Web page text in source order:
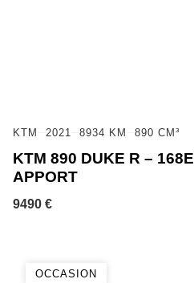
KTM 2021 8934 KM 890 CM³
KTM 890 DUKE R –
APPORT
9490 €
OCCASION